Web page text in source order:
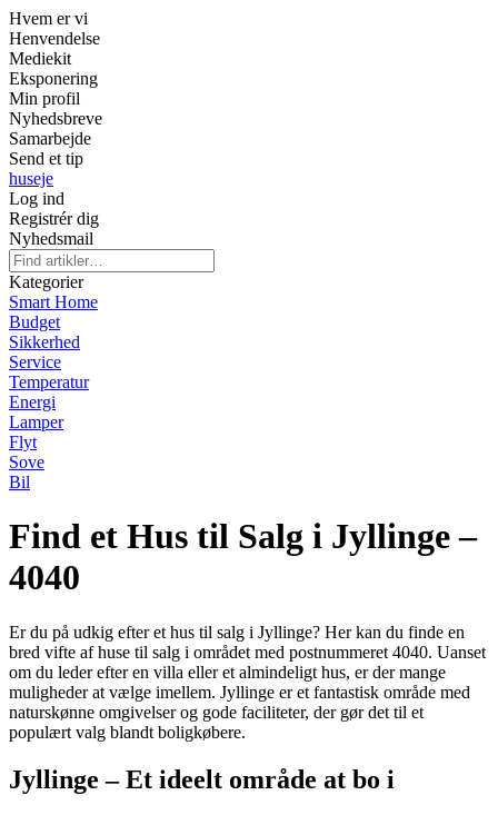
Hvem er vi
Henvendelse
Mediekit
Eksponering
Min profil
Nyhedsbreve
Samarbejde
Send et tip
huseje
Log ind
Registrér dig
Nyhedsmail
Kategorier
Smart Home
Budget
Sikkerhed
Service
Temperatur
Energi
Lamper
Flyt
Sove
Bil
Find et Hus til Salg i Jyllinge –
4040
Er du på udkig efter et hus til salg i Jyllinge? Her kan du finde en
bred vifte af huse til salg i området med postnummeret 4040. Uanset
om du leder efter en villa eller et almindeligt hus, er der mange
muligheder at vælge imellem. Jyllinge er et fantastisk område med
naturskønne omgivelser og gode faciliteter, der gør det til et
populært valg blandt boligkøbere.
Jyllinge – Et ideelt område at bo i